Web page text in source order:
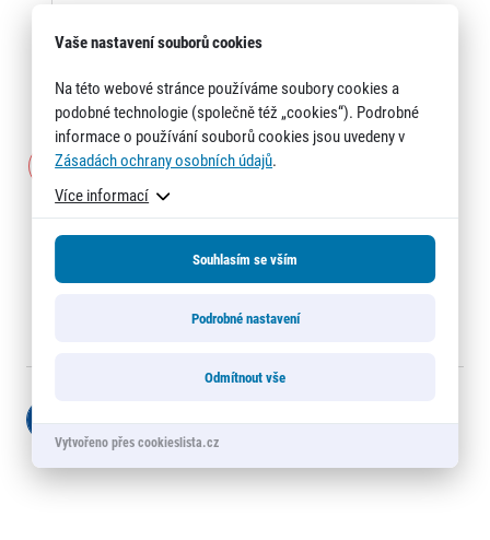
Informace o webu
Všeobecné smluvní podmínky
Informace o cookies
Podmínky GDPR
CÍL:
Čas: 1:30:38
4:18 min/km
Sdílet na Facebook
Vaše nastavení souborů cookies
Na této webové stránce používáme soubory cookies a
podobné technologie (společně též „cookies“). Podrobné
informace o používání souborů cookies jsou uvedeny v
Zásadách ochrany osobních údajů.
Více informací
Souhlasím se vším
Podrobné nastavení
Odmítnout vše
Vytvořeno přes cookieslista.cz